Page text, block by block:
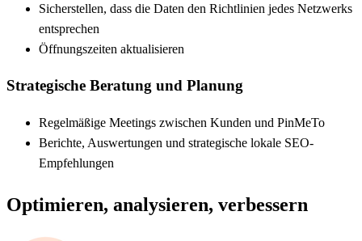
Sicherstellen, dass die Daten den Richtlinien jedes Netzwerks
entsprechen
Öffnungszeiten aktualisieren
Strategische Beratung und Planung
Regelmäßige Meetings zwischen Kunden und PinMeTo
Berichte, Auswertungen und strategische lokale SEO-
Empfehlungen
Optimieren, analysieren, verbessern